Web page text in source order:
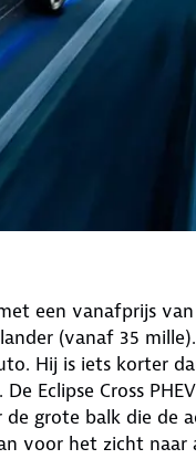
een vanafprijs
(vanaf 35
Hij is iets korter
Eclipse Cross
grote balk die de
voor het zicht naar